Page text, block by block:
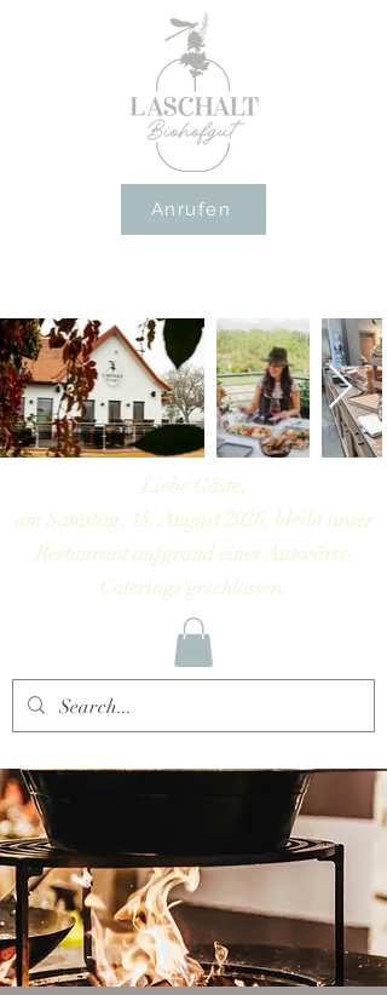
Anrufen
Liebe Gäste,
am Samstag, 15. August 2026, bleibt unser
Restaurant aufgrund eines Auswärts-
Caterings geschlossen.